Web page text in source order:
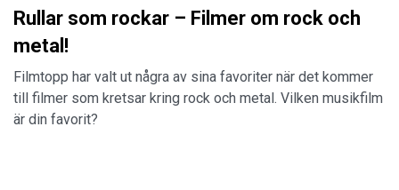
Rullar som rockar – Filmer om rock och
metal!
Filmtopp har valt ut några av sina favoriter när det kommer
till filmer som kretsar kring rock och metal. Vilken musikfilm
är din favorit?